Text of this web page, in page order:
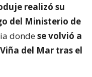
realizó su
del Ministerio de
dondese volvió a
del Mar tras el